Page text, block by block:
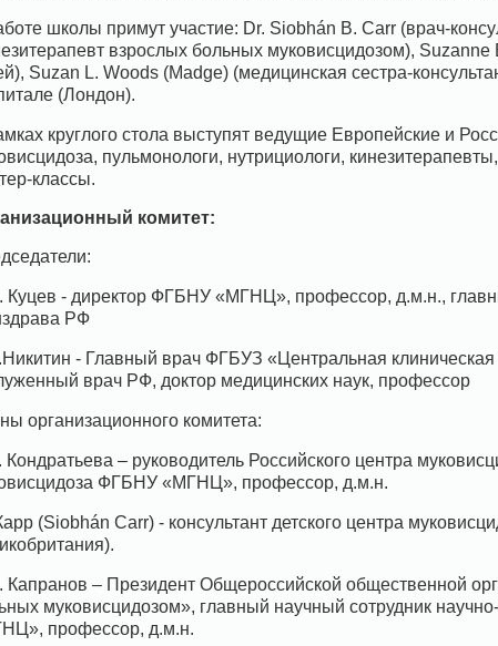
школы примут участие: Dr. Siobhán B. Carr (врач-
взрослых больных муковисцидозом), Suzanne
Suzan L. Woods (Madge) (медицинская сестра-
(Лондон).
круглого стола выступят ведущие Европейские и
пульмонологи, нутрициологи,
классы.
комитет:
- директор ФГБНУ «МГНЦ», профессор, д.м.н.,
РФ
- Главный врач ФГБУЗ «Центральная
врач РФ, доктор медицинских наук, профессор
организационного комитета:
– руководитель Российского центра
ФГБНУ «МГНЦ», профессор, д.м.н.
(Siobhán Carr) - консультант детского центра
Капранов – Президент Общероссийской общественной
муковисцидозом», главный научный сотрудник
профессор, д.м.н.